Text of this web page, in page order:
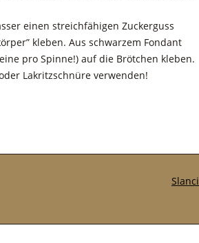
einen streichfähigen Zuckerguss
kleben. Aus schwarzem Fondant
pro Spinne!) auf die Brötchen kleben.
Lakritzschnüre verwenden!
Slanci